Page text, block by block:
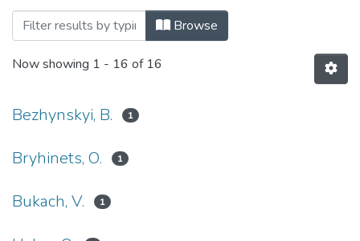
Browsing Законодавче врегулювання
Browse
Now showing 1 - 16 of 16
Bezhynskyi, B. 1
Bryhinets, О. 1
Bukach, V. 1